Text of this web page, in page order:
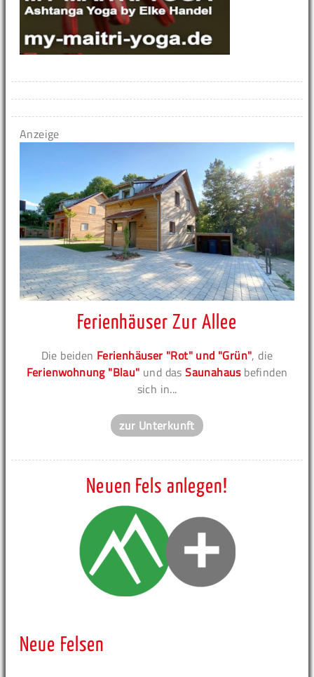
Anzeige
Ferienhäuser Zur Allee
Die beiden Ferienhäuser "Rot" und "Grün", die
Ferienwohnung "Blau" und dasSaunahausbefinden
sich in...
zur Unterkunft
Neuen Fels anlegen!
Neue Felsen